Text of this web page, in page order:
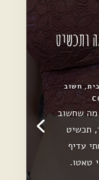
ותכשיט
,חשוב
מה שחשוב
תכשיט
עדיף
טאטו.